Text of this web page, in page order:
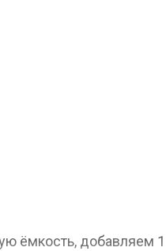
ёмкость, добавляем 1